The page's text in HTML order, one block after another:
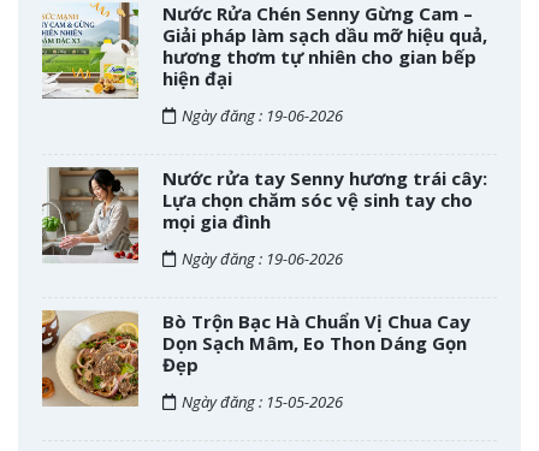
Nước Rửa Chén Senny Gừng Cam –
Giải pháp làm sạch dầu mỡ hiệu quả,
hương thơm tự nhiên cho gian bếp
hiện đại
Ngày đăng : 19-06-2026
Nước rửa tay Senny hương trái cây:
Lựa chọn chăm sóc vệ sinh tay cho
mọi gia đình
Ngày đăng : 19-06-2026
Bò Trộn Bạc Hà Chuẩn Vị Chua Cay
Dọn Sạch Mâm, Eo Thon Dáng Gọn
Đẹp
Ngày đăng : 15-05-2026